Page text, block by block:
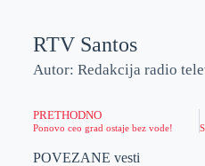
RTV Santos
Autor: Redakcija radio
PRETHODNO
Ponovo ceo grad ostaje bez vode!
POVEZANE vesti